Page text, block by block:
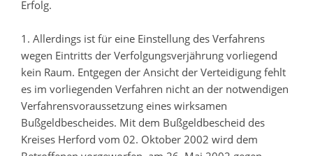
Erfolg.
1. Allerdings ist für eine Einstellung des Verfahrens
wegen Eintritts der Verfolgungsverjährung vorliegend
kein Raum. Entgegen der Ansicht der Verteidigung fehlt
es im vorliegenden Verfahren nicht an der notwendigen
Verfahrensvoraussetzung eines wirksamen
Bußgeldbescheides. Mit dem Bußgeldbescheid des
Kreises Herford vom 02. Oktober 2002 wird dem